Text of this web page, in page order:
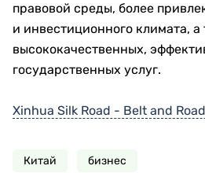
правовой среды, более
и инвестиционного климата, а
высококачественных,
государственных услуг.
Xinhua Silk Road - Belt and
Китай бизнес